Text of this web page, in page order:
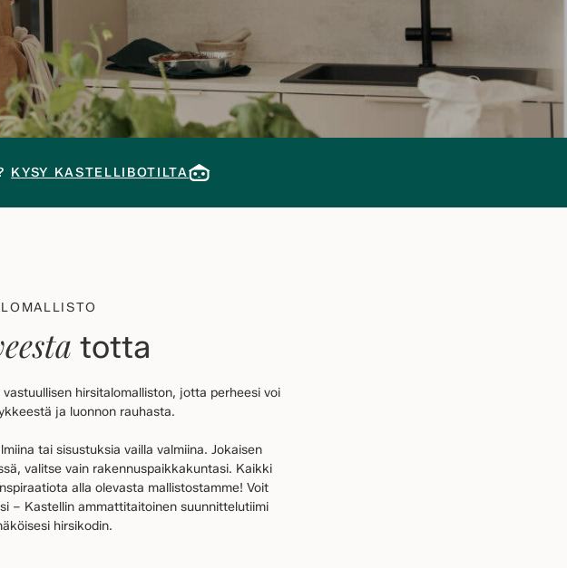
KYSY KASTELLIBOTILTA
totta
hirsitalomalliston, jotta perheesi voi
ja luonnon rauhasta.
tai sisustuksia vailla valmiina. Jokaisen
valitse vain rakennuspaikkakuntasi. Kaikki
alla olevasta mallistostamme! Voit
– Kastellin ammattitaitoinen suunnittelutiimi
hirsikodin.